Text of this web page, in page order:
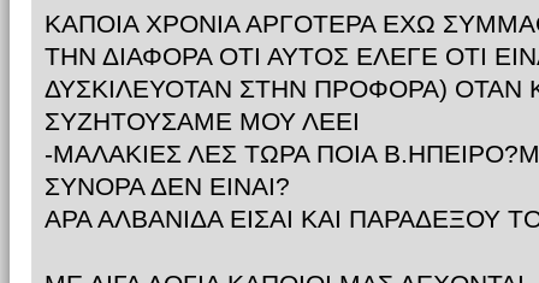
ΚΑΠΟΙΑ ΧΡΟΝΙΑ ΑΡΓΟΤΕΡΑ ΕΧΩ
ΤΗΝ ΔΙΑΦΟΡΑ ΟΤΙ ΑΥΤΟΣ ΕΛΕΓΕ ΟΤΙ
ΔΥΣΚΙΛΕΥΟΤΑΝ ΣΤΗΝ ΠΡΟΦΟΡΑ) ΟΤΑΝ
ΣΥΖΗΤΟΥΣΑΜΕ ΜΟΥ ΛΕΕΙ
-ΜΑΛΑΚΙΕΣ ΛΕΣ ΤΩΡΑ ΠΟΙΑ
ΣΥΝΟΡΑ ΔΕΝ ΕΙΝΑΙ?
ΑΡΑ ΑΛΒΑΝΙΔΑ ΕΙΣΑΙ ΚΑΙ ΠΑΡΑΔΕΞΟΥ